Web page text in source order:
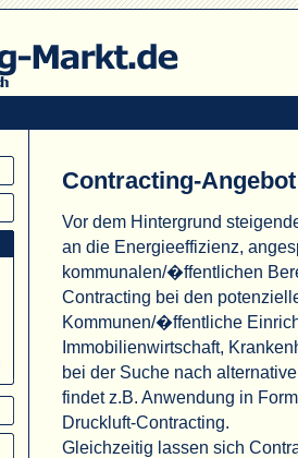
Contracting-Angebot
Vor dem Hintergrund
an die Energieeffizienz,
kommunalen/�ffentlichen
Contracting bei den
Kommunen/�ffentliche
Immobilienwirtschaft,
bei der Suche nach
findet z.B. Anwendung in
Druckluft-Contracting.
Gleichzeitig lassen sich